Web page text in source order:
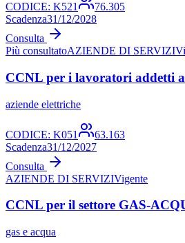
CODICE: K521
76.305
Scadenza31/12/2028
Consulta
Più consultatoAZIENDE DI SERVIZI
CCNL per i lavoratori addetti
aziende elettriche
CODICE: K051
63.163
Scadenza31/12/2027
Consulta
AZIENDE DI SERVIZIVigente
CCNL per il settore GAS-
gas e acqua